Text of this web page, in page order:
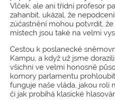
Vlček, ale ani třídní profesor
zahanbit, ukázal, že
zúčastnění mohou potvrdit,
místech jsou také na velmi
Cestou k poslanecké
Kampu, a když už jsme
všichni ve velmi honosně
komory parlamentu
funguje naše vláda, jakou roli
či jak probíhá klasické